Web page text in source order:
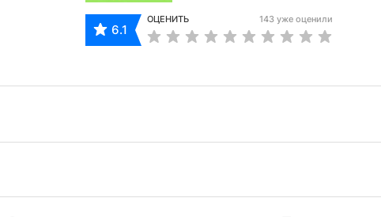
6.1
ОЦЕНИТЬ 143 уже оценили